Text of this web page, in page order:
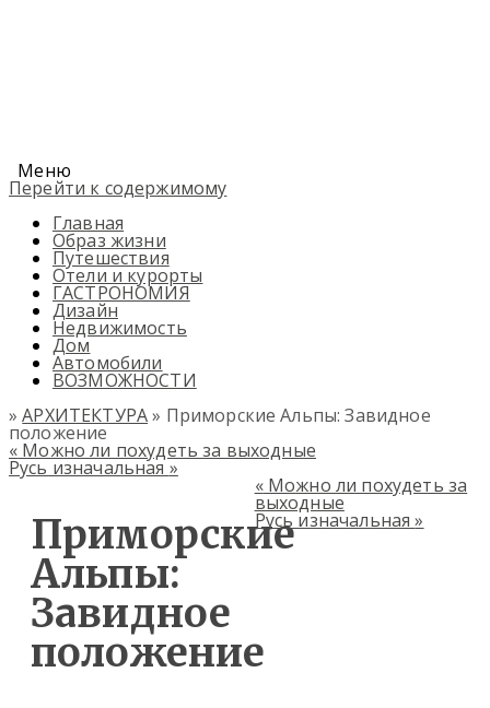
Меню
Перейти к содержимому
Главная
Образ жизни
Путешествия
Отели и курорты
ГАСТРОНОМИЯ
Дизайн
Недвижимость
Дом
Автомобили
ВОЗМОЖНОСТИ
»АРХИТЕКТУРА» Приморские Альпы: Завидное
положение
« Можно ли похудеть за выходные
Русь изначальная»
Приморские
Альпы:
Завидное
положение
«Можно ли похудеть за
выходные
Русь изначальная»